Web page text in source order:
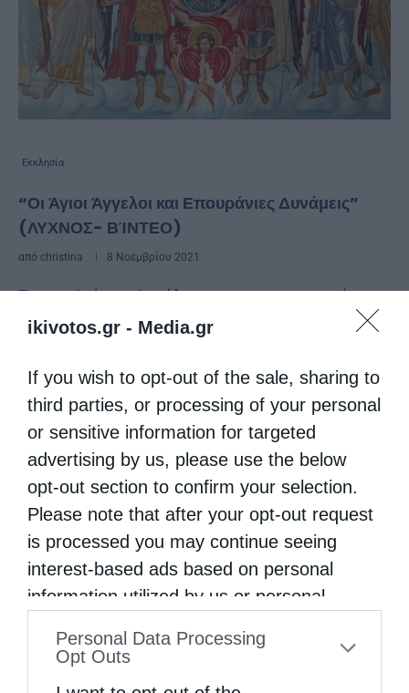
ikivotos.gr - Media.gr
If you wish to opt-out of the sale, sharing to
third parties, or processing of your personal
or sensitive information for targeted
advertising by us, please use the below
opt-out section to confirm your selection.
Please note that after your opt-out request
is processed you may continue seeing
interest-based ads based on personal
information utilized by us or personal
to your opt-out. You may separately opt-out
Personal Data Processing
Opt Outs
Εκκλησία
“Οι Άγιοι Άγγελοι και Επουράνιες Δυνάμεις”
(ΛΥΧΝΟΣ- ΒΊΝΤΕΟ)
από christina 8 Νοεμβρίου 2021
Στους Αγίους Αγγέλους και στις επουράνιες
Αγγελικές Δυνάμεις είναι αφιερωμένη η
“Πύργοι Ακαθαίρετοι”. Η εκπομπή
μεταδίδεται από την Τηλεόραση του
ΛΥΧΝΟΥ, της Ι. Μητροπόλεως Πατρών.